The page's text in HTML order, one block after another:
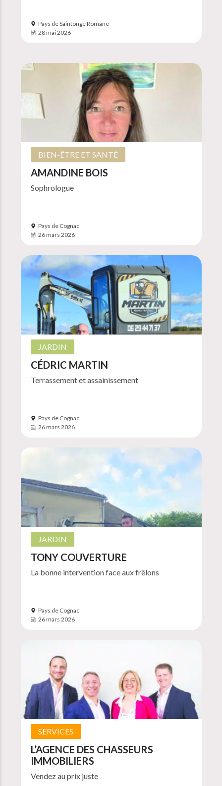
Pays de Saintonge Romane
28 mai 2026
BIEN-ÊTRE ET SANTÉ
AMANDINE BOIS
Sophrologue
Pays de Cognac
26 mars 2026
JARDIN
CÉDRIC MARTIN
Terrassement et assainissement
Pays de Cognac
26 mars 2026
JARDIN
TONY COUVERTURE
La bonne intervention face aux frêlons
Pays de Cognac
26 mars 2026
SERVICES
L’AGENCE DES CHASSEURS
IMMOBILIERS
Vendez au prix juste